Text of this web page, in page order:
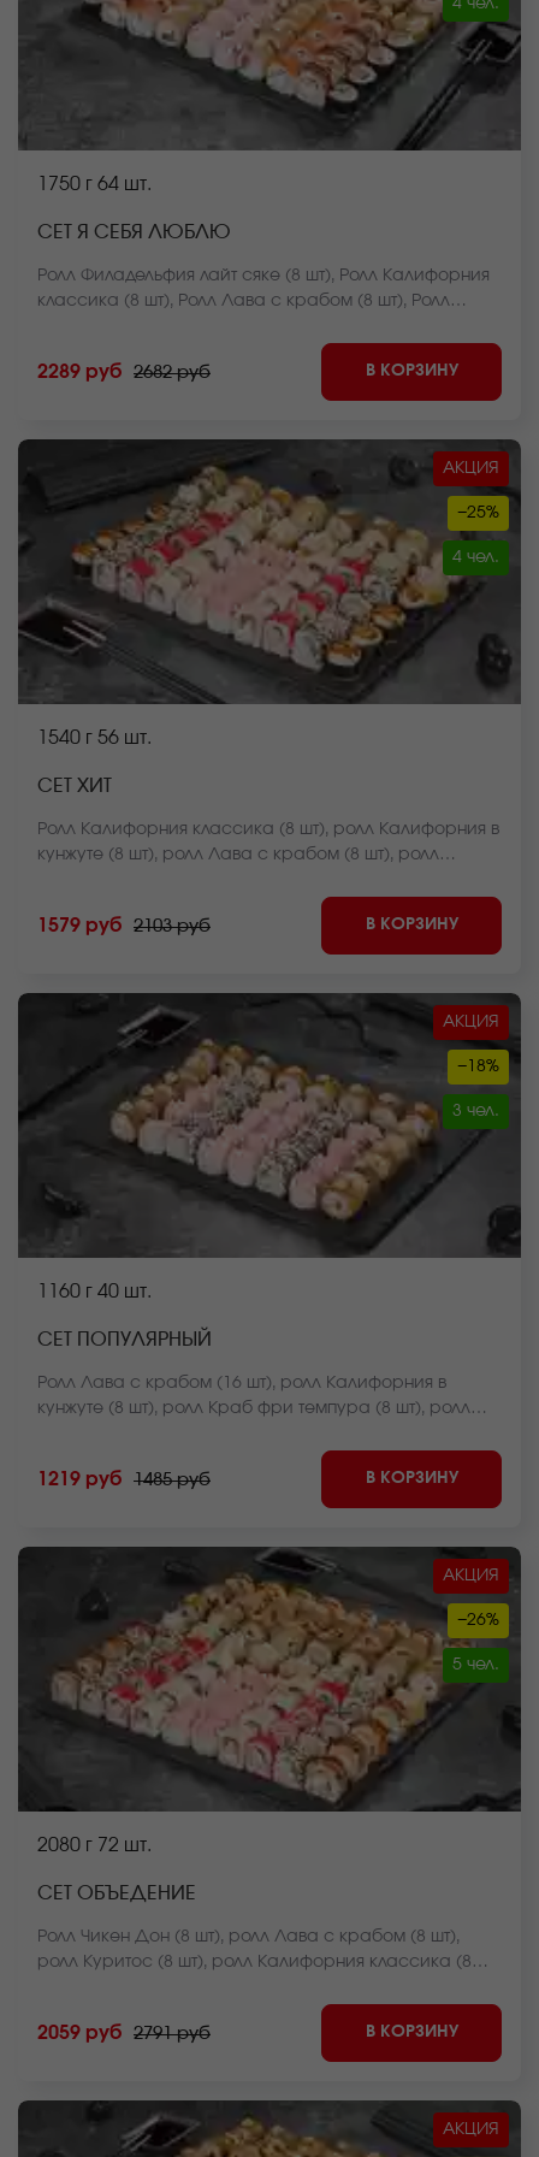
4 чел.
1750 г 64 шт.
СЕТ Я СЕБЯ ЛЮБЛЮ
Ролл Филадельфия лайт сяке (8 шт), Ролл Калифорния
классика (8 шт), Ролл Лава с крабом (8 шт), Ролл
Чикен фри HOT запеченный (8 шт), Ролл Чикен темпура
(8 шт), Ролл Лосось фри темпура (8 шт) *Внешний вид
блюда может отличаться от фото на сайте.
2289 руб 2682 руб В КОРЗИНУ
АКЦИЯ
−25%
4 чел.
1540 г 56 шт.
СЕТ ХИТ
Ролл Калифорния классика (8 шт), ролл Калифорния в
кунжуте (8 шт), ролл Лава с крабом (8 шт), ролл
фри темпура (8 шт), ролл Краб яки хот (мини) (8 шт)
*Внешний вид блюда может отличаться от фото на
1579 руб 2103 руб В КОРЗИНУ
АКЦИЯ
−18%
3 чел.
1160 г 40 шт.
СЕТ ПОПУЛЯРНЫЙ
Ролл Лава с крабом (16 шт), ролл Калифорния в
кунжуте (8 шт), ролл Краб фри темпура (8 шт), ролл
1219 руб 1485 руб В КОРЗИНУ
АКЦИЯ
−26%
5 чел.
2080 г 72 шт.
СЕТ ОБЪЕДЕНИЕ
Ролл Чикен Дон (8 шт), ролл Лава с крабом (8 шт),
ролл Куритос (8 шт), ролл Калифорния классика (8
темпура (8 шт), ролл Оливье темпура (8 шт), ролл
Калифорния темпура (8 шт), ролл Мистер крабс
запеченный (8 шт) *Внешний вид блюда может
2059 руб 2791 руб В КОРЗИНУ
АКЦИЯ